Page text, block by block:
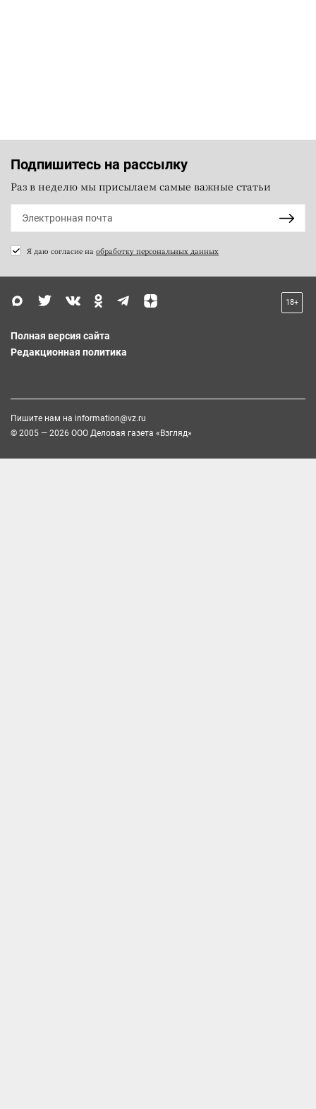
Подпишитесь на рассылку
Раз в неделю мы присылаем самые важные статьи
Я даю согласие на обработку персональных данных
18+
Полная версия сайта
Редакционная политика
Пишите нам на information@vz.ru
© 2005 — 2026 ООО Деловая газета «Взгляд»